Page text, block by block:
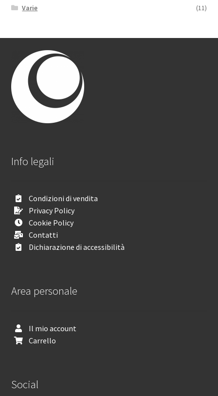
Varie
(11)
Info legali
Condizioni di vendita
Privacy Policy
Cookie Policy
Contatti
Dichiarazione di accessibilità
Area personale
Il mio account
Carrello
Social